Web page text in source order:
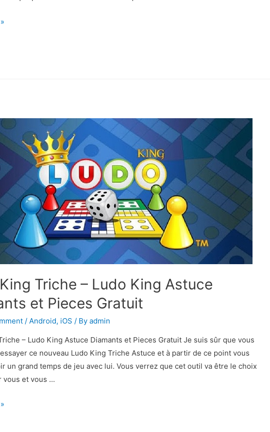
Triche – Ludo King Astuce
et Pieces Gratuit
/Android, iOS / Byadmin
– Ludo King Astuce Diamants et Pieces Gratuit Je suis sûr que vous
ce nouveau Ludo King Triche Astuce et à partir de ce point vous
un grand temps de jeu avec lui. Vous verrez que cet outil va être le choix
vous et vous …